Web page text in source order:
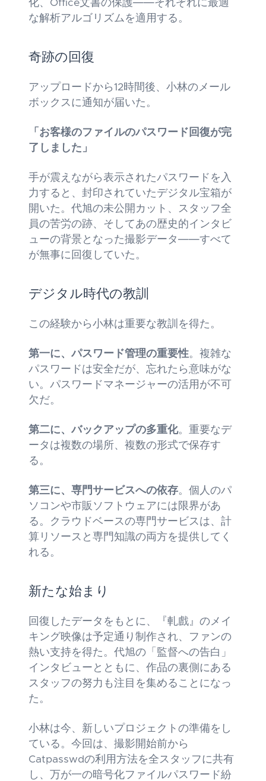
化、Office文書の保護――それぞれに最適
な解析アルゴリズムを適用する。
奇跡の回復
アップロードから12時間後、小林のメール
ボックスに通知が届いた。
「お客様のファイルのパスワード回復が完
了しました」
手が震えながら表示されたパスワードを入
力すると、封印されていたデジタル宝箱が
開いた。代旭の未公開カット、スタッフ全
員の苦労の跡、そしてあの歴史的インタビ
ューの背景となった撮影データ――すべて
が無事に回復していた。
デジタル時代の教訓
この経験から小林は重要な教訓を得た。
第一に、パスワード管理の重要性。複雑な
パスワードは安全だが、忘れたら意味がな
い。パスワードマネージャーの活用が不可
欠だ。
第二に、バックアップの多重化。重要なデ
ータは複数の場所、複数の形式で保存す
る。
第三に、専門サービスへの依存。個人のパ
ソコンや市販ソフトウェアには限界があ
る。クラウドベースの専門サービスは、計
算リソースと専門知識の両方を提供してく
れる。
新たな始まり
回復したデータをもとに、『軋戲』のメイ
キング映像は予定通り制作され、ファンの
熱い支持を得た。代旭の「監督への告白」
インタビューとともに、作品の裏側にある
スタッフの努力も注目を集めることになっ
た。
小林は今、新しいプロジェクトの準備をし
ている。今回は、撮影開始前から
Catpasswdの利用方法を全スタッフに共有
し、万が一の暗号化ファイルパスワード紛